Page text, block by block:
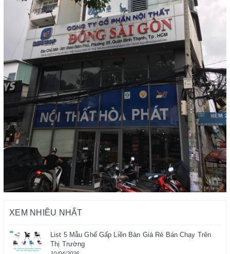
XEM NHIỀU NHẤT
List 5 Mẫu Ghế Gấp Liền Bàn Giá Rẻ Bán Chạy Trên
Thị Trường